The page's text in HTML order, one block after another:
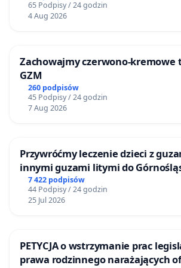
ludzkich i niedostatecznego
Kolejna analiza za pieniądze
pozbawionych sensu, posiadających
wschodnich stanowić będzie wyraz
tchórzostwa polityków, którzy nie
odpowiedzialności za właściwą
sprawie. Cechy dyskwalifikujące ze
kryteriów WAP, jak to zasadnie
65 Podpisy / 24 godzin
4 Aug 2026
Zachowajmy czerwono-kremowe
GZM
260 podpisów
45 Podpisy / 24 godzin
7 Aug 2026
Przywróćmy leczenie dzieci z
innymi guzami litymi do
Centrum Zdrowia Dziecka w
7 422 podpisów
44 Podpisy / 24 godzin
25 Jul 2026
PETYCJA o wstrzymanie prac
prawa rodzinnego